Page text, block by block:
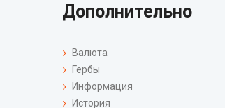
Дополнительно
Валюта
Гербы
Информация
История